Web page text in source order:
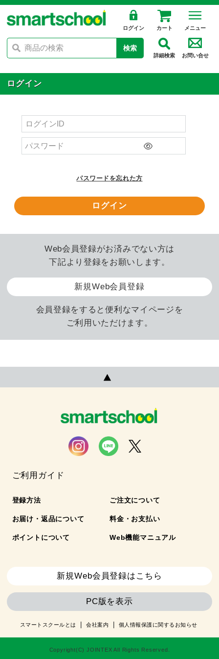
ログイン カート メニュー
検索
詳細検索 お問い合せ
ログイン
パスワードを忘れた方
Web会員登録がお済みでない方は
下記より登録をお願いします。
新規Web会員登録
会員登録をすると便利なマイページを
ご利用いただけます。
ご利用ガイド
登録方法 ご注文について
お届け・返品について 料金・お支払い
ポイントについて Web機能マニュアル
新規Web会員登録はこちら
PC版を表示
スマートスクールとは 会社案内 個人情報保護に関するお知らせ
Copyright(C) JOINTEX All Rights Reserved.